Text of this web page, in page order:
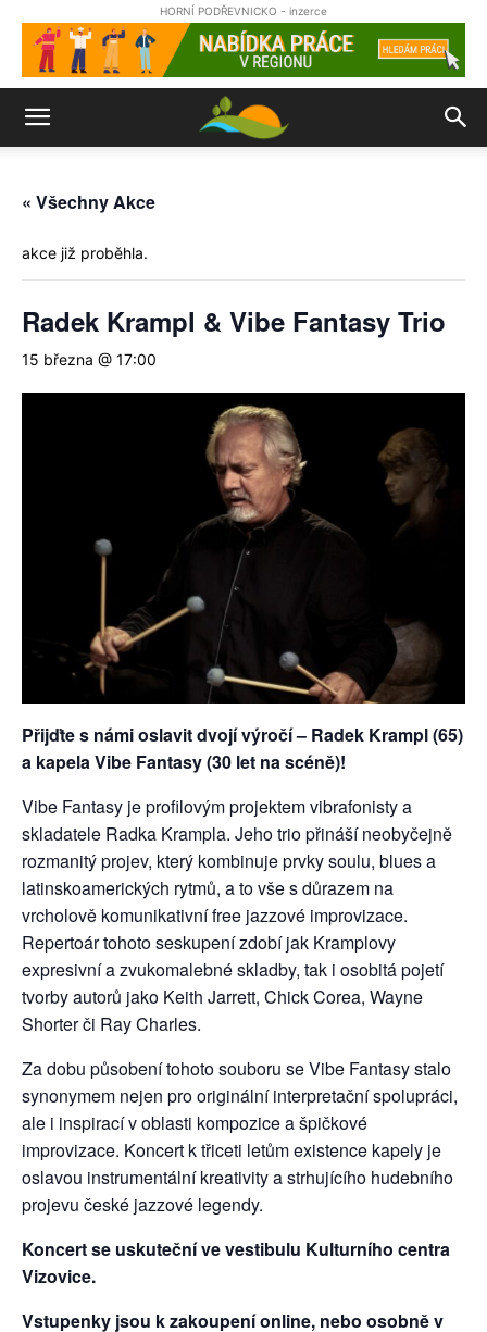
HORNÍ PODŘEVNICKO - inzerce
« Všechny Akce
akce již proběhla.
Radek Krampl & Vibe Fantasy Trio
15 března @ 17:00
Přijďte s námi oslavit dvojí výročí – Radek Krampl (65)
a kapela Vibe Fantasy (30 let na scéně)!
Vibe Fantasy je profilovým projektem vibrafonisty a
skladatele Radka Krampla. Jeho trio přináší neobyčejně
rozmanitý projev, který kombinuje prvky soulu, blues a
latinskoamerických rytmů, a to vše s důrazem na
vrcholově komunikativní free jazzové improvizace.
Repertoár tohoto seskupení zdobí jak Kramplovy
expresivní a zvukomalebné skladby, tak i osobitá pojetí
tvorby autorů jako Keith Jarrett, Chick Corea, Wayne
Shorter či Ray Charles.
Za dobu působení tohoto souboru se Vibe Fantasy stalo
synonymem nejen pro originální interpretační spolupráci,
ale i inspirací v oblasti kompozice a špičkové
improvizace. Koncert k třiceti letům existence kapely je
oslavou instrumentální kreativity a strhujícího hudebního
projevu české jazzové legendy.
Koncert se uskuteční ve vestibulu Kulturního centra
Vizovice.
Vstupenky jsou k zakoupení online, nebo osobně v